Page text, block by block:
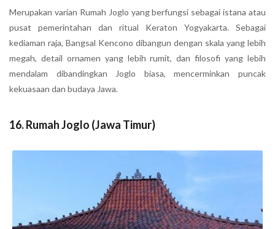
Merupakan varian Rumah Joglo yang berfungsi sebagai istana atau
pusat pemerintahan dan ritual Keraton Yogyakarta. Sebagai
kediaman raja, Bangsal Kencono dibangun dengan skala yang lebih
megah, detail ornamen yang lebih rumit, dan filosofi yang lebih
mendalam dibandingkan Joglo biasa, mencerminkan puncak
kekuasaan dan budaya Jawa.
16. Rumah Joglo (Jawa Timur)